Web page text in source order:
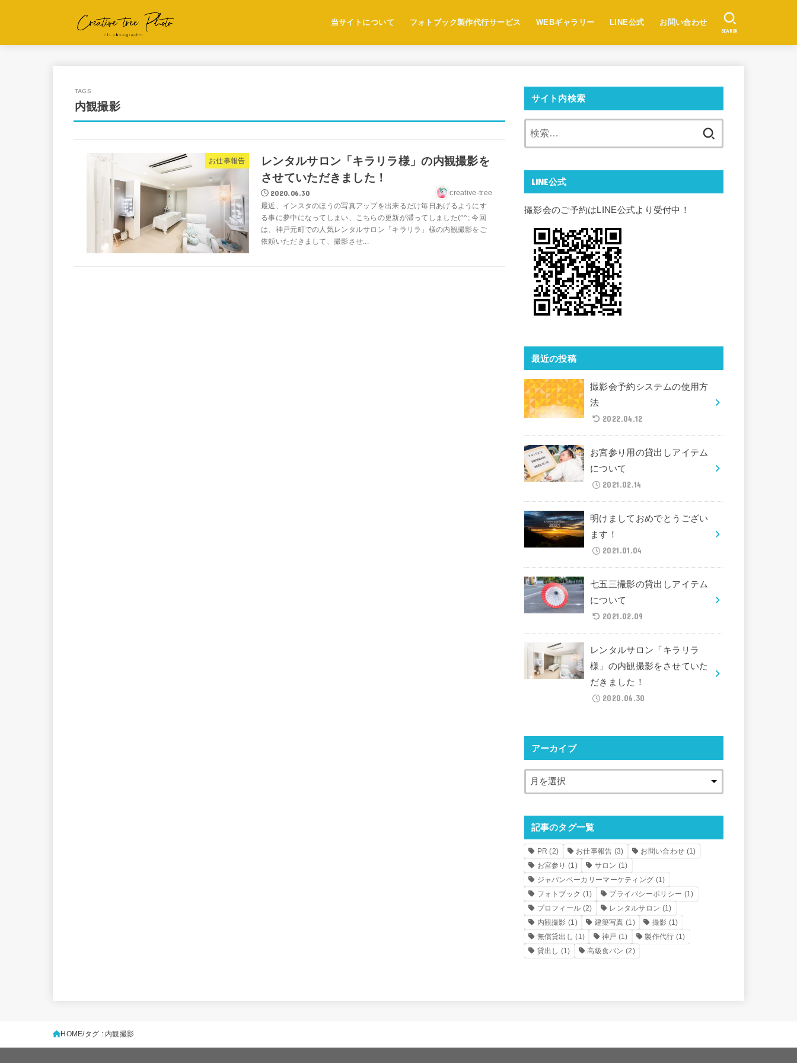
当サイトについて フォトブック製作代行サービス WEBギャラリー LINE公式 お問い合わせ
SEARCH
内観撮影
お仕事報告
レンタルサロン「キラリラ様」の内観撮影を
させていただきました！
2020.06.30 creative-tree
最近、インスタのほうの写真アップを出来るだけ毎日あげるようにす
る事に夢中になってしまい、こちらの更新が滞ってしました(^^; 今回
は、神戸元町での人気レンタルサロン「キラリラ」様の内観撮影をご
依頼いただきまして、撮影させ...
サイト内検索
LINE公式
撮影会のご予約はLINE公式より受付中！
最近の投稿
撮影会予約システムの使用方
法
2022.04.12
お宮参り用の貸出しアイテム
について
2021.02.14
明けましておめでとうござい
ます！
2021.01.04
七五三撮影の貸出しアイテム
について
2021.02.09
レンタルサロン「キラリラ
様」の内観撮影をさせていた
だきました！
2020.06.30
アーカイブ
記事のタグ一覧
PR (2) お仕事報告 (3) お問い合わせ (1)
お宮参り (1) サロン (1)
ジャパンベーカリーマーケティング (1)
フォトブック (1) プライバシーポリシー (1)
プロフィール (2) レンタルサロン (1)
内観撮影 (1) 建築写真 (1) 撮影 (1)
無償貸出し (1) 神戸 (1) 製作代行 (1)
貸出し (1) 高級食パン (2)
HOME タグ : 内観撮影